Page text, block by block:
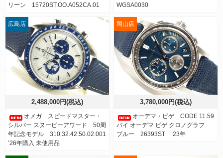
リーン 15720ST.OO.A052CA.01
WGSA0030
2,488,000円(税込)
オメガ スピードマスター・
シルバー スヌーピーアワード 50周
年記念モデル 310.32.42.50.02.001
’26年購入 未使用品
広島店
3,780,000円(税込)
オーデマ・ピゲ CODE 11.59
バイ オーデマ ピゲ クロノグラフ
ブルー 26393ST ’23年
岡山店